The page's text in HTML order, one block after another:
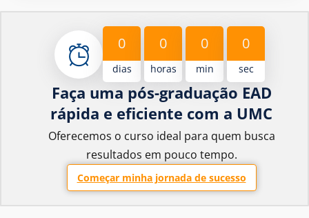
0
dias
0
horas
0
min
0
sec
Faça uma pós-graduação EAD
rápida e eficiente com a UMC
Oferecemos o curso ideal para quem busca
resultados em pouco tempo.
Começar minha jornada de sucesso